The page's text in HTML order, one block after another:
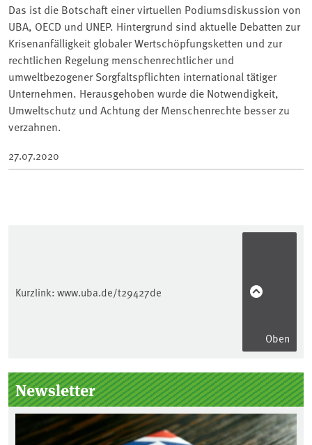
Das ist die Botschaft einer virtuellen Podiumsdiskussion von
UBA, OECD und UNEP. Hintergrund sind aktuelle Debatten zur
Krisenanfälligkeit globaler Wertschöpfungsketten und zur
rechtlichen Regelung menschenrechtlicher und
umweltbezogener Sorgfaltspflichten international tätiger
Unternehmen. Herausgehoben wurde die Notwendigkeit,
Umweltschutz und Achtung der Menschenrechte besser zu
verzahnen.
27.07.2020
Kurzlink: www.uba.de/t29427de
Oben
Seitenleiste
Newsletter